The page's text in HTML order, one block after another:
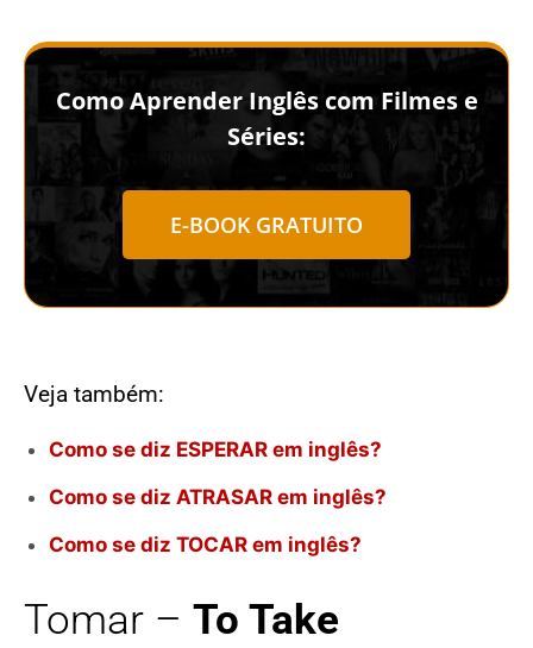
Como Aprender Inglês com Filmes e
Séries:
E-BOOK GRATUITO
Veja também:
Como se diz ESPERAR em inglês?
Como se diz ATRASAR em inglês?
Como se diz TOCAR em inglês?
Tomar – To Take